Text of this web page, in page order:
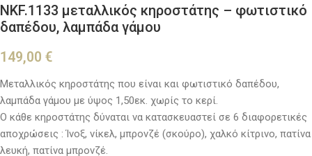
NKF.1133 μεταλλικός κηροστάτης – φωτιστικό
δαπέδου, λαμπάδα γάμου
149,00 €
Μεταλλικός κηροστάτης που είναι και φωτιστικό δαπέδου,
λαμπάδα γάμου με ύψος 1,50εκ. χωρίς το κερί.
Ο κάθε κηροστάτης δύναται να κατασκευαστεί σε 6 διαφορετικές
αποχρώσεις : Ίνοξ, νίκελ, μπρονζέ (σκούρο), χαλκό κίτρινο, πατίνα
λευκή, πατίνα μπρονζέ.